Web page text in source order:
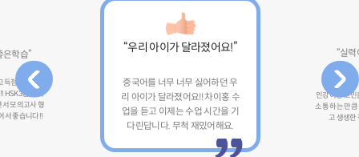
은학습”
점으로 합격
HSK3급 교재
모의고사 형
서 좋습니다!!
“우리 아이가 달라졌어요!”
중국어를 너무 너무 싫어하던 우
리 아이가 달라졌어요!! 차이홍 수
업을 듣고 이제는 수업 시간을 기
다린답니다. 무척 재밌어해요.
“실력
인강이랑 고민
소통 하는 만큼
고 생생한